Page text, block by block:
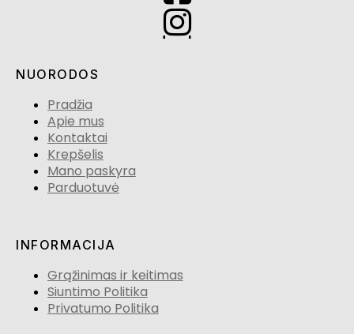
NUORODOS
Pradžia
Apie mus
Kontaktai
Krepšelis
Mano paskyra
Parduotuvė
INFORMACIJA
Grąžinimas ir keitimas
Siuntimo Politika
Privatumo Politika